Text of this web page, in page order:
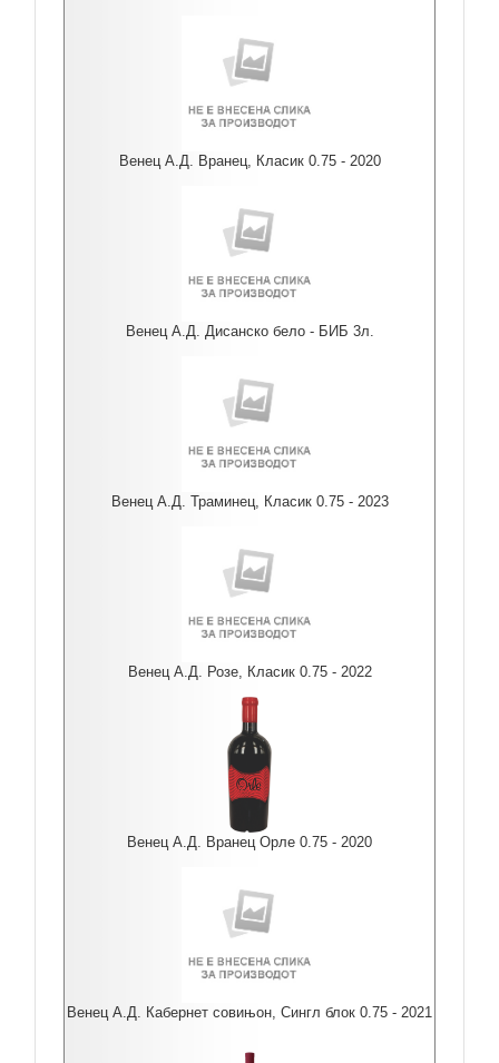
Венец А.Д. Вранец, Класик 0.75 - 2020
Венец А.Д. Дисанско бело - БИБ 3л.
Венец А.Д. Траминец, Класик 0.75 - 2023
Венец А.Д. Розе, Класик 0.75 - 2022
Венец А.Д. Вранец Орле 0.75 - 2020
Венец А.Д. Кабернет совињон, Сингл блок 0.75 - 2021